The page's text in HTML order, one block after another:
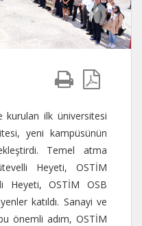
kurulan ilk üniversitesi
yeni kampüsünün
Temel atma
Heyeti, OSTİM
Heyeti, OSTİM OSB
katıldı. Sanayi ve
önemli adım, OSTİM